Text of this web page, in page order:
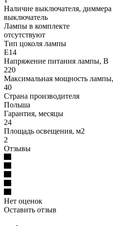
Наличие выключателя,
выключатель
Лампы в комплекте
отсутствуют
Тип цоколя лампы
E14
Напряжение питания лампы, В
220
Максимальная мощность
40
Страна производителя
Польша
Гарантия, месяцы
24
Площадь освещения, м2
2
Отзывы
Нет оценок
Оставить отзыв